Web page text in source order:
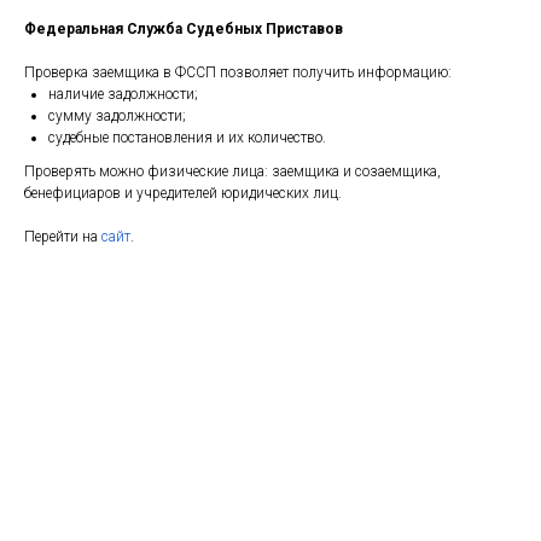
Федеральная Служба Судебных Приставов
Проверка заемщика в ФССП позволяет получить информацию:
наличие задолжности;
сумму задолжности;
судебные постановления и их количество.
Проверять можно физические лица: заемщика и созаемщика,
бенефициаров и учредителей юридических лиц.
Перейти на сайт.